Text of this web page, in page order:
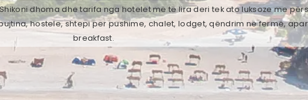
dhoma dhe tarifa nga hotelet më të lira deri tek ato luksoze me
hostele, shtepi per pushime, chalet, lodget, qëndrim në fermë,
breakfast.